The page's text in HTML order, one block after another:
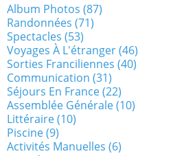
Album Photos (87)
Randonnées (71)
Spectacles (53)
Voyages À L'étranger(46)
Sorties Franciliennes (40)
Communication (31)
Séjours En France(22)
Assemblée Générale(10)
Littéraire(10)
Piscine(9)
Activités Manuelles (6)